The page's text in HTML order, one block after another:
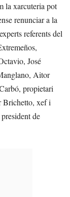
la xarcuteria pot
renunciar a la
referents del
José
Aitor
propietari
Brichetto, xef i
de